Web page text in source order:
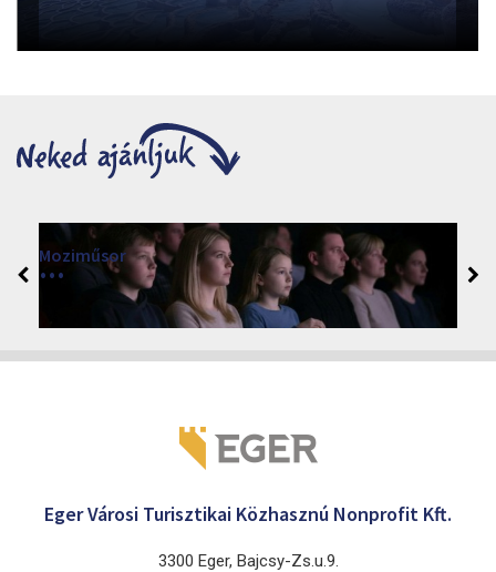
Moziműsor
Cinema Agria, Eger 3300, Törvényház utca 4.
Eger Városi Turisztikai Közhasznú Nonprofit Kft.
3300 Eger, Bajcsy-Zs.u.9.